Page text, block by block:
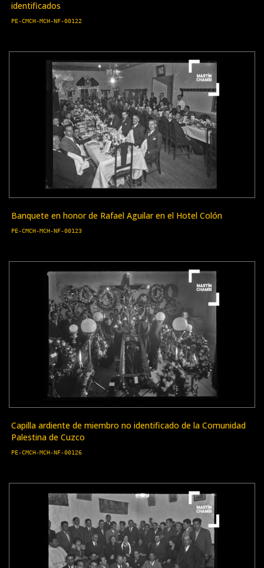
identificados
PE-CMCH-MCH-NF-00122
Banquete en honor de Rafael Aguilar en el Hotel Colón
PE-CMCH-MCH-NF-00123
Capilla ardiente de miembro no identificado de la Comunidad
Palestina de Cuzco
PE-CMCH-MCH-NF-00126